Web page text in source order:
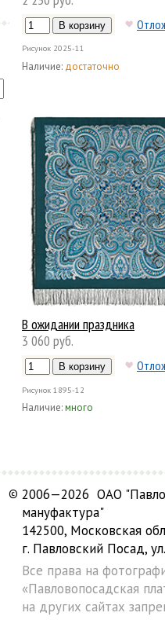
Рисунок 2025-11
Наличие: достаточно
В ожидании праздника
3 060 руб.
Рисунок 1895-12
Наличие:много
© 2006—2026 ОАО
мануфактура"
142500, Московская
г. Павловский Посад,
Все права на
«Павловопосадская
на других сайтах